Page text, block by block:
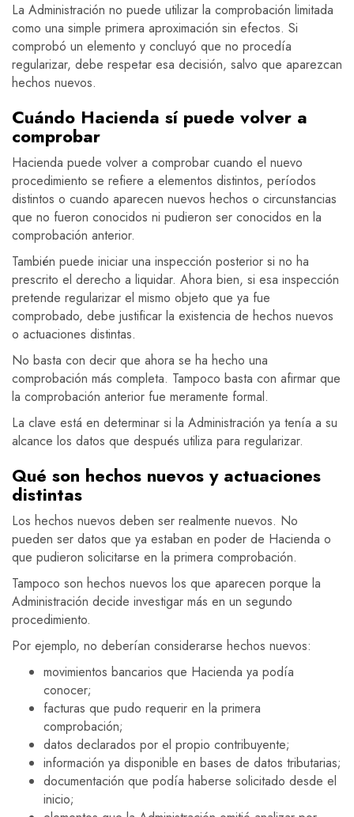
La Administración no puede utilizar la comprobación limitada
como una simple primera aproximación sin efectos. Si
comprobó un elemento y concluyó que no procedía
regularizar, debe respetar esa decisión, salvo que aparezcan
hechos nuevos.
Cuándo Hacienda sí puede volver a
comprobar
Hacienda puede volver a comprobar cuando el nuevo
procedimiento se refiere a elementos distintos, períodos
distintos o cuando aparecen nuevos hechos o circunstancias
que no fueron conocidos ni pudieron ser conocidos en la
comprobación anterior.
También puede iniciar una inspección posterior si no ha
prescrito el derecho a liquidar. Ahora bien, si esa inspección
pretende regularizar el mismo objeto que ya fue
comprobado, debe justificar la existencia de hechos nuevos
o actuaciones distintas.
No basta con decir que ahora se ha hecho una
comprobación más completa. Tampoco basta con afirmar que
la comprobación anterior fue meramente formal.
La clave está en determinar si la Administración ya tenía a su
alcance los datos que después utiliza para regularizar.
Qué son hechos nuevos y actuaciones
distintas
Los hechos nuevos deben ser realmente nuevos. No
pueden ser datos que ya estaban en poder de Hacienda o
que pudieron solicitarse en la primera comprobación.
Tampoco son hechos nuevos los que aparecen porque la
Administración decide investigar más en un segundo
procedimiento.
Por ejemplo, no deberían considerarse hechos nuevos:
movimientos bancarios que Hacienda ya podía
conocer;
facturas que pudo requerir en la primera
comprobación;
datos declarados por el propio contribuyente;
información ya disponible en bases de datos tributarias;
documentación que podía haberse solicitado desde el
inicio;